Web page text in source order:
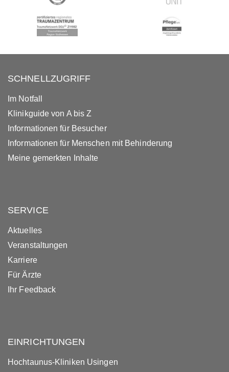
SCHNELLZUGRIFF
Im Notfall
Klinikguide von A bis Z
Informationen für Besucher
Informationen für Menschen mit Behinderung
Meine gemerkten Inhalte
SERVICE
Aktuelles
Veranstaltungen
Karriere
Für Ärzte
Ihr Feedback
EINRICHTUNGEN
Hochtaunus-Kliniken Usingen